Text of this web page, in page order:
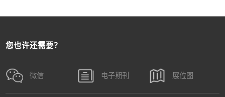
您也许还需要？
微信 电子期刊 展位图